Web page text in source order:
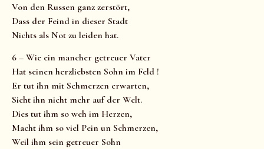
Von den Russen ganz zerstört,
Dass der Feind in dieser Stadt
Nichts als Not zu leiden hat.
6 – Wie ein mancher getreuer Vater
Hat seinen herzliebsten Sohn im Feld !
Er tut ihn mit Schmerzen erwarten,
Sieht ihn nicht mehr auf der Welt.
Dies tut ihm so weh im Herzen,
Macht ihm so viel Pein un Schmerzen,
Weil ihm sein getreuer Sohn